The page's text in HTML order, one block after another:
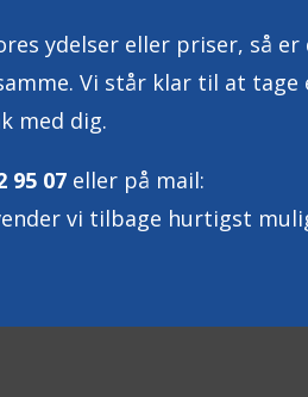
ydelser eller priser, så er
Vi står klar til at tage
med dig.
95 07 eller på mail:
vi tilbage hurtigst